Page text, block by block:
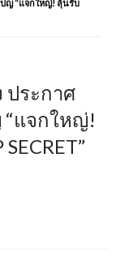
ปญ “แจกใหญ่! ลุ้นรับ
ประกาศ
“แจกใหญ่!